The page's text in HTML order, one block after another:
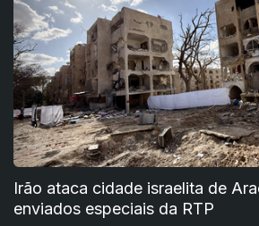
Irão ataca cidade israelita de
enviados especiais da RTP